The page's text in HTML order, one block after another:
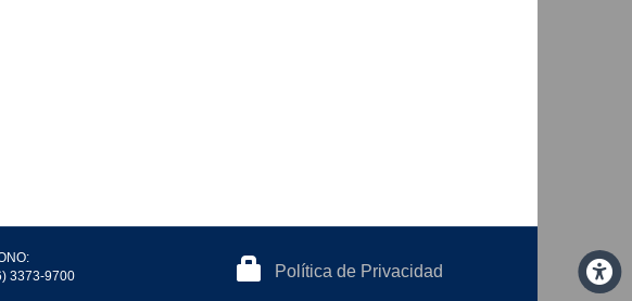
3373-9700
Política de Privacidad